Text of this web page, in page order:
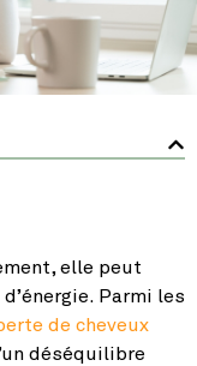
elle peut
Parmi les
de cheveux
déséquilibre